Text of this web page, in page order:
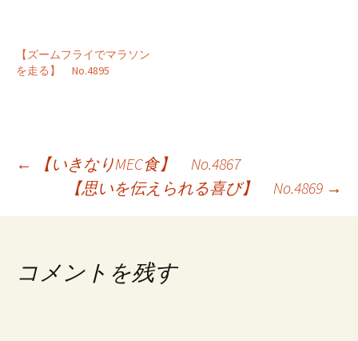
【ズームフライでマラソン
を走る】 No.4895
投
ビ
←
【いきなりMEC食】 No.4867
【思いを伝えられる喜び】 No.4869 →
コメントを残す